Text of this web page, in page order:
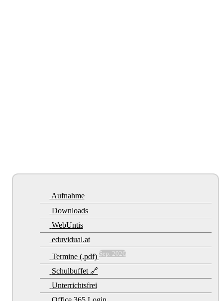
Aufnahme
Downloads
WebUntis
eduvidual.at
Termine (.pdf) Sep. 2026
Schulbuffet 🔗
Unterrichtsfrei